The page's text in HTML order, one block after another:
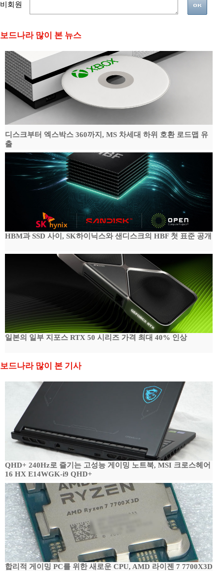
비회원
보드나라 많이 본 뉴스
디스크부터 엑스박스 360까지, MS 차세대 하위 호환 로드맵 유
출
HBM과 SSD 사이, SK하이닉스와 샌디스크의 HBF 첫 표준 공개
일본의 일부 지포스 RTX 50 시리즈 가격 최대 40% 인상
보드나라 많이 본 기사
QHD+ 240Hz로 즐기는 고성능 게이밍 노트북, MSI 크로스헤어
16 HX E14WGK-i9 QHD+
합리적 게이밍 PC를 위한 새로운 CPU, AMD 라이젠 7 7700X3D